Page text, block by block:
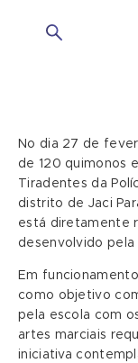
No dia 27 de
de 120 quimonos
Tiradentes da
distrito de Jaci
está diretamente
desenvolvido
Em
como objetivo
pela escola com
artes marciais
iniciativa